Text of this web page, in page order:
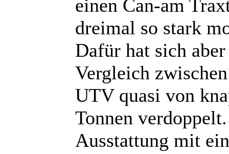
einen Can-am
dreimal so stark
Dafür hat sich
Vergleich
UTV quasi von
Tonnen
Ausstattung mit